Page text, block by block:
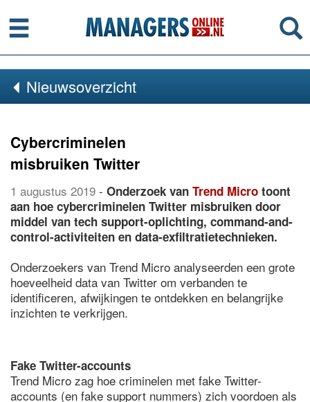
Menu
Nieuwsoverzicht
Cybercriminelen
misbruiken Twitter
1 augustus 2019 - Onderzoek van Trend Micro toont
aan hoe cybercriminelen Twitter misbruiken door
middel van tech support-oplichting, command-and-
control-activiteiten en data-exfiltratietechnieken.
Onderzoekers van Trend Micro analyseerden een grote
hoeveelheid data van Twitter om verbanden te
identificeren, afwijkingen te ontdekken en belangrijke
inzichten te verkrijgen.
Fake Twitter-accounts
Trend Micro zag hoe criminelen met fake Twitter-
accounts (en fake support nummers) zich voordoen als